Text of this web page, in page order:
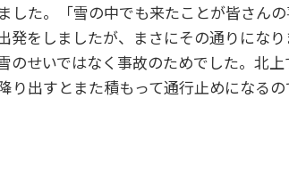
した。「雪の中でも来たことが皆さん
をしましたが、まさにその通りになり
のせいではなく事故のためでした。北
り出すとまた積もって通行止めになる